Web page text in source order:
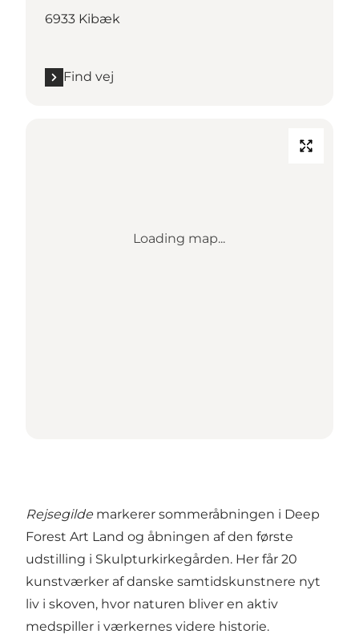
6933 Kibæk
Find vej
Loading map...
Rejsegilde markerer sommeråbningen i Deep
Forest Art Land og åbningen af den første
udstilling i Skulpturkirkegården. Her får 20
kunstværker af danske samtidskunstnere nyt
liv i skoven, hvor naturen bliver en aktiv
medspiller i værkernes videre historie.